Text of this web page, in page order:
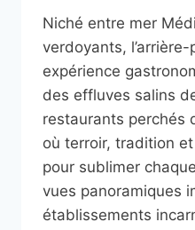
Niché entre mer
verdoyants,
expérience
des effluves salins
restaurants perchés
où terroir, tradition
pour sublimer
vues panoramiques
établissements